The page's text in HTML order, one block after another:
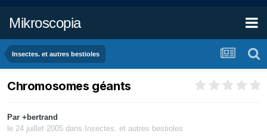
Mikroscopia
Insectes. et autres bestioles
Chromosomes géants
Par +bertrand
le 24 juillet 2005 dans Insectes. et autres bestioles